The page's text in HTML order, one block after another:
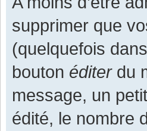
supprimer que
(quelquefois
bouton éditerdu
message, un
édité, le nombre